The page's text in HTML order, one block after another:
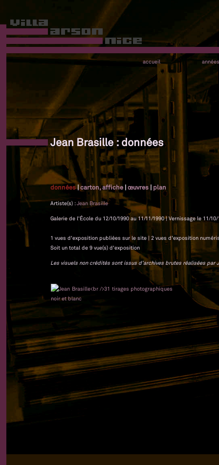
accueil années
Jean Brasille : données
données|carton, affiche |œuvres | plan
Artiste(s) :Jean Brasille
Galerie de l'École du 12/10/1990 au 11/11/1990 | Vernissage le 11/10/
1 vues d'exposition publiées sur le site | 2 vues d'exposition
Soit un total de 9 vue(s) d'exposition
Les visuels non crédités sont issus d'archives brutes réalisées par